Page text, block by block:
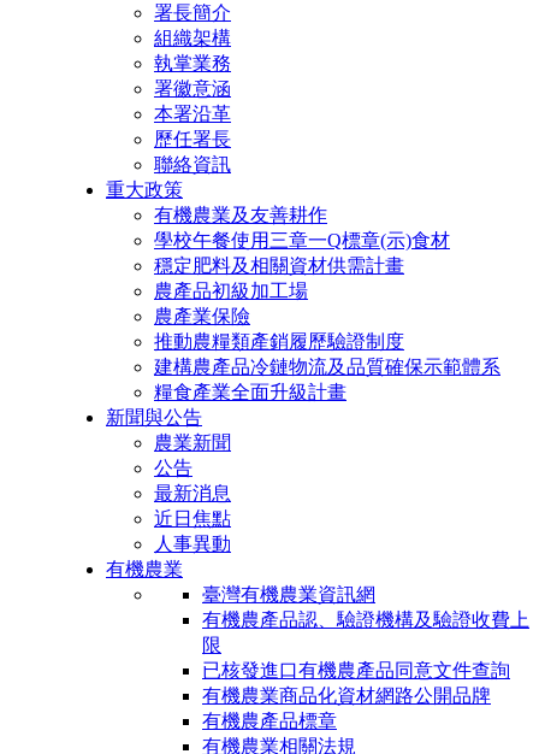
署長簡介
組織架構
執掌業務
署徽意涵
本署沿革
歷任署長
聯絡資訊
重大政策
有機農業及友善耕作
學校午餐使用三章一Q標章(示)食材
穩定肥料及相關資材供需計畫
農產品初級加工場
農產業保險
推動農糧類產銷履歷驗證制度
建構農產品冷鏈物流及品質確保示範體系
糧食產業全面升級計畫
新聞與公告
農業新聞
公告
最新消息
近日焦點
人事異動
有機農業
臺灣有機農業資訊網
有機農產品認、驗證機構及驗證收費上
限
已核發進口有機農產品同意文件查詢
有機農業商品化資材網路公開品牌
有機農產品標章
有機農業相關法規